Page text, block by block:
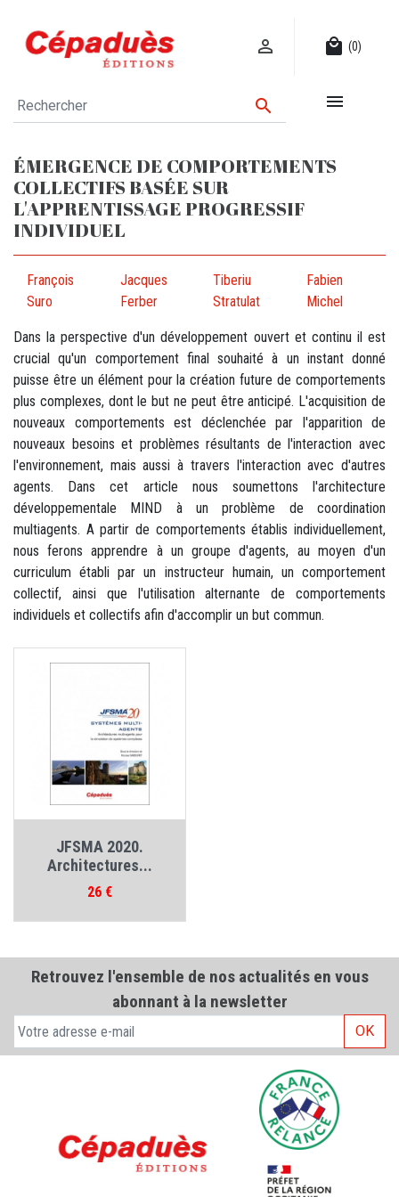
 local_mall (0)
 
ÉMERGENCE DE COMPORTEMENTS
COLLECTIFS BASÉE SUR
L'APPRENTISSAGE PROGRESSIF
INDIVIDUEL
François
Suro
Jacques
Ferber
Tiberiu
Stratulat
Fabien
Michel
Dans la perspective d'un développement ouvert et continu il est
crucial qu'un comportement final souhaité à un instant donné
puisse être un élément pour la création future de comportements
plus complexes, dont le but ne peut être anticipé. L'acquisition de
nouveaux comportements est déclenchée par l'apparition de
nouveaux besoins et problèmes résultants de l'interaction avec
l'environnement, mais aussi à travers l'interaction avec d'autres
agents. Dans cet article nous soumettons l'architecture
développementale MIND à un problème de coordination
multiagents. A partir de comportements établis individuellement,
nous ferons apprendre à un groupe d'agents, au moyen d'un
curriculum établi par un instructeur humain, un comportement
collectif, ainsi que l'utilisation alternante de comportements
individuels et collectifs afin d'accomplir un but commun.
JFSMA 2020.
Architectures...
Prix
26 €
Retrouvez l'ensemble de nos actualités en vous
abonnant à la newsletter
OK